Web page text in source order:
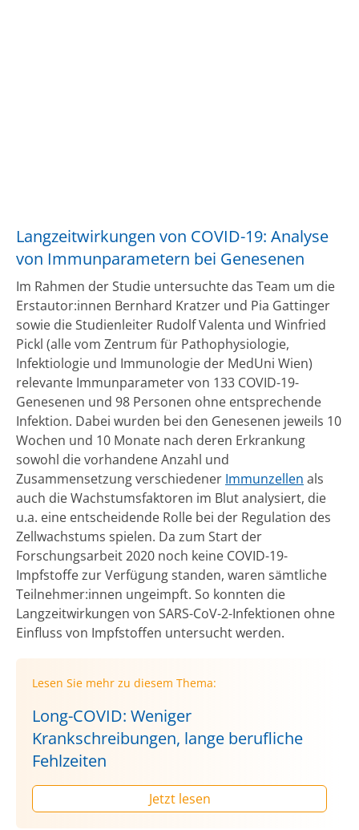
Langzeitwirkungen von COVID-19: Analyse
von Immunparametern bei Genesenen
Im Rahmen der Studie untersuchte das Team um die
Erstautor:innen Bernhard Kratzer und Pia Gattinger
sowie die Studienleiter Rudolf Valenta und Winfried
Pickl (alle vom Zentrum für Pathophysiologie,
Infektiologie und Immunologie der MedUni Wien)
relevante Immunparameter von 133 COVID-19-
Genesenen und 98 Personen ohne entsprechende
Infektion. Dabei wurden bei den Genesenen jeweils 10
Wochen und 10 Monate nach deren Erkrankung
sowohl die vorhandene Anzahl und
Zusammensetzung verschiedener Immunzellen als
auch die Wachstumsfaktoren im Blut analysiert, die
u.a. eine entscheidende Rolle bei der Regulation des
Zellwachstums spielen. Da zum Start der
Forschungsarbeit 2020 noch keine COVID-19-
Impfstoffe zur Verfügung standen, waren sämtliche
Teilnehmer:innen ungeimpft. So konnten die
Langzeitwirkungen von SARS-CoV-2-Infektionen ohne
Einfluss von Impfstoffen untersucht werden.
Lesen Sie mehr zu diesem Thema:
Long-COVID: Weniger
Krankschreibungen, lange berufliche
Fehlzeiten
Jetzt lesen